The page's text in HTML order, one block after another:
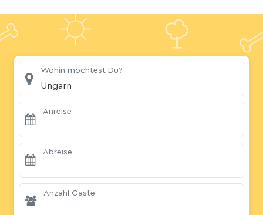
Wohin möchtest Du?
Ungarn
Anreise
Abreise
Anzahl Gäste